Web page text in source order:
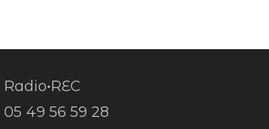
Radio•REC
05 49 56 59 28